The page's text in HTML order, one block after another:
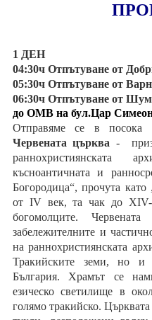
ЕЗИКОВО УЧИЛИЩЕ
SUMMER ENGLISH TALENTS
ВХОД ЗА АГЕНТИ
1 ДЕН
04:30ч Отпътуване от
05:30ч Отпътуване от
06:30ч Отпътуване от
до ОМВ на бул.Цар
Отправяме се в
Червената църква -
раннохристиянската
късноантичната и
Богородица“, прочута като
от IV век, та чак до ХIV-
богомолците.
забележителните и
на раннохристиянската
Тракийските земи, но и
България. Храмът се
езическо светилище в
голямо тракийско.